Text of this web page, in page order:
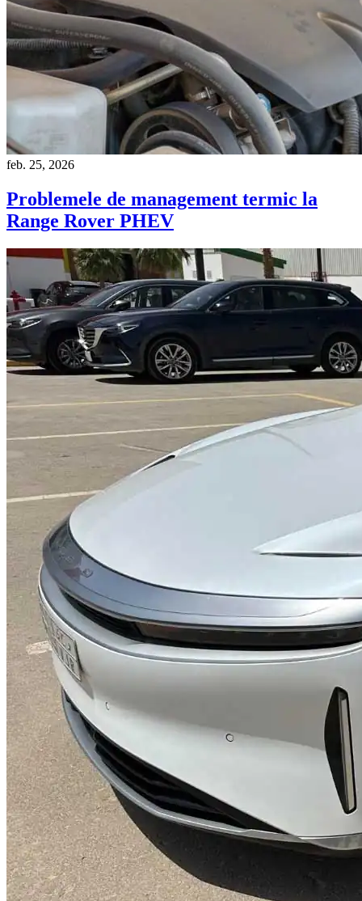
feb. 25, 2026
Problemele de management termic la
Range Rover PHEV